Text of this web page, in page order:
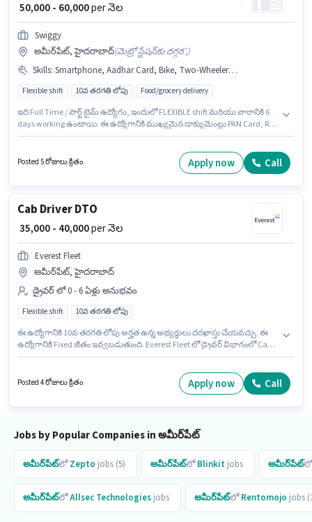
₹ 50,000 - 60,000per నెల
Swiggy
అమీర్‌పేట్, హైదరాబాద్(మెట్రో స్టేషన్‌కు దగ్గర',)
Skills: Smartphone, Aadhar Card, Bike, Two-Wheeler Driving, 2-Wheeler Driving Licence, RC, Cycle, PAN Card, Bank Account
Flexible shift 10వ తరగతి లోపు Food/grocery delivery
ఇది Full Time / పార్ట్ టైమ్ ఉద్యోగం, ఇందులో FLEXIBLE shift మరియు వారానికి 6
days working ఉంటాయి. ఈ ఉద్యోగానికి ముఖ్యమైన డాక్యుమెంట్లు PAN Card, RC,
ఉంటుంది. ఈ ఉద్యోగానికి దరఖాస్తు చేయాలనుకునే అభ్యర్థి వద్ద Bike, Smartphone,
Cycle ఉండాలి. 10వ తరగతి లోపు అర్హత ఉన్న అభ్యర్థులు ఈ ఉద్యోగానికి అప్లై
Posted 5 రోజులు క్రితం Apply now Call
Cab Driver DTO
₹ 35,000 - 40,000per నెల
Everest Fleet
అమీర్‌పేట్, హైదరాబాద్
డ్రైవర్ లో 0 - 6 ఏళ్లు అనుభవం
Flexible shift 10వ తరగతి లోపు
ఈ ఉద్యోగానికి 10వ తరగతి లోపు అర్హత ఉన్న అభ్యర్థులు దరఖాస్తు చేయవచ్చు. ఈ
ఉద్యోగానికి Fixed జీతం ఇవ్వబడుతుంది. Everest Fleet లో డ్రైవర్ విభాగంలో Cab
Time ఉద్యోగం, ఇందులో FLEXIBLE shift మరియు వారానికి 6 days working
Posted 4 రోజులు క్రితం Apply now Call
Jobs by Popular Companies in అమీర్‌పేట్
అమీర్‌పేట్లోZepto jobs (5) అమీర్‌పేట్లోBlinkit jobs అమీర్‌పేట్
అమీర్‌పేట్లోAllsec Technologies jobs అమీర్‌పేట్లోRentomojo jobs